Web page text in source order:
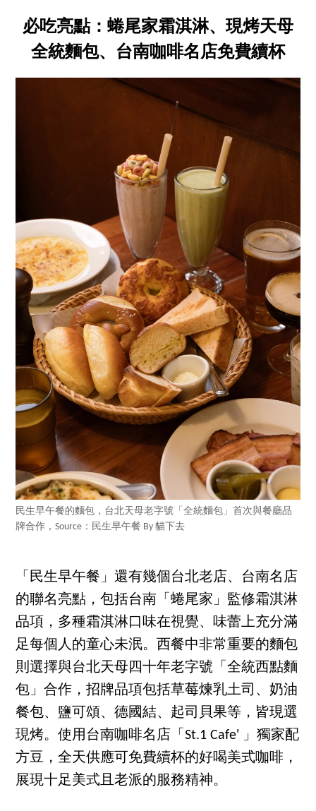
必吃亮點：蜷尾家霜淇淋、現烤天母
全統麵包、台南咖啡名店免費續杯
民生早午餐的麵包，台北天母老字號「全統麵包」首次與餐廳品
牌合作，Source：民生早午餐 By 貓下去
「民生早午餐」還有幾個台北老店、台南名店
的聯名亮點，包括台南「蜷尾家」監修霜淇淋
品項，多種霜淇淋口味在視覺、味蕾上充分滿
足每個人的童心未泯。西餐中非常重要的麵包
則選擇與台北天母四十年老字號「全統西點麵
包」合作，招牌品項包括草莓煉乳土司、奶油
餐包、鹽可頌、德國結、起司貝果等，皆現選
現烤。使用台南咖啡名店「St.1 Cafe' 」獨家配
方豆，全天供應可免費續杯的好喝美式咖啡，
展現十足美式且老派的服務精神。